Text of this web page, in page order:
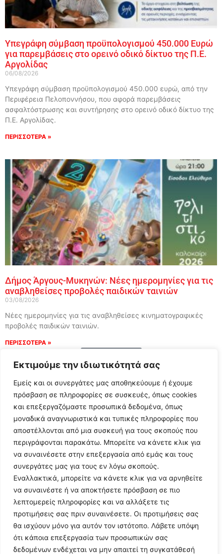
Εκτιμούμε την ιδιωτικότητά σας
Εμείς και οι συνεργάτες μας αποθηκεύουμε ή έχουμε
πρόσβαση σε πληροφορίες σε συσκευές, όπως cookies
και επεξεργαζόμαστε προσωπικά δεδομένα, όπως
μοναδικά αναγνωριστικά και τυπικές πληροφορίες που
αποστέλλονται από μια συσκευή για τους σκοπούς που
περιγράφονται παρακάτω. Μπορείτε να κάνετε κλικ για
να συναινέσετε στην επεξεργασία από εμάς και τους
συνεργάτες μας για τους εν λόγω σκοπούς.
Εναλλακτικά, μπορείτε να κάνετε κλικ για να αρνηθείτε
να συναινέστε ή να αποκτήσετε πρόσβαση σε πιο
λεπτομερείς πληροφορίες και να αλλάξετε τις
προτιμήσεις σας πριν συναινέσετε. Οι προτιμήσεις σας
θα ισχύουν μόνο για αυτόν τον ιστότοπο. Λάβετε υπόψη
ότι κάποια επεξεργασία των προσωπικών σας
δεδομένων ενδέχεται να μην απαιτεί τη συγκατάθεσή
Υπεγράφη σύμβαση προϋπολογισμού 450.000 Ευρώ
για παρεμβάσεις στο ορεινό οδικό δίκτυο της Π.Ε.
Αργολίδας
06/08/2026
Υπεγράφη σύμβαση προϋπολογισμού 450.000 ευρώ, από την
Περιφέρεια Πελοποννήσου, που αφορά παρεμβάσεις
ασφαλτόστρωσης και συντήρησης στο ορεινό οδικό δίκτυο της
Π.Ε. Αργολίδας.
ΠΕΡΙΣΣΟΤΕΡΑ »
Δήμος Άργους-Μυκηνών: Νέες ημερομηνίες για τις
αναβληθείσες προβολές παιδικών ταινιών
03/08/2026
Νέες ημερομηνίες για τις αναβληθείσες κινηματογραφικές
προβολές παιδικών ταινιών.
ΠΕΡΙΣΣΟΤΕΡΑ »
Follow Us
© 2024 All Rights Reserved